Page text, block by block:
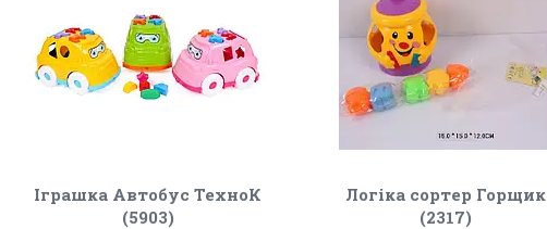
Іграшка Автобус ТехноК
(5903)
Логіка сортер Горщик
(2317)